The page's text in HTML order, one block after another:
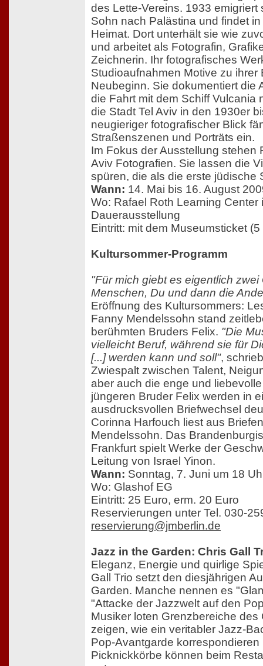
des Lette-Vereins. 1933 emigriert
Sohn nach Palästina und findet
Heimat. Dort unterhält sie wie
und arbeitet als Fotografin,
Zeichnerin. Ihr fotografisches
Studioaufnahmen Motive zu ihrer
Neubeginn. Sie dokumentiert die
die Fahrt mit dem Schiff Vulcania
die Stadt Tel Aviv in den 1930er
neugieriger fotografischer Blick
Straßenszenen und Porträts ein.
Im Fokus der Ausstellung stehen
Aviv Fotografien. Sie lassen die
spüren, die als die erste jüdische
Wann: 14. Mai bis 16. August
Wo: Rafael Roth Learning Center
Dauerausstellung
Eintritt: mit dem Museumsticket
Kultursommer-Programm
"Für mich giebt es eigentlich
Menschen, Du und dann die
Eröffnung des Kultursommers:
Fanny Mendelssohn stand
berühmten Bruders Felix. "Die
vielleicht Beruf, während sie für
[...] werden kann und soll",
Zwiespalt zwischen Talent,
aber auch die enge und
jüngeren Bruder Felix werden in
ausdrucksvollen Briefwechsel
Corinna Harfouch liest aus
Mendelssohn. Das
Frankfurt spielt Werke der
Leitung von Israel Yinon.
Wann: Sonntag, 7. Juni um 18
Wo: Glashof EG
Eintritt: 25 Euro, erm. 20 Euro
Reservierungen unter Tel. 030-
reservierung@jmberlin.de
Jazz in the Garden: Chris Gall
Eleganz, Energie und quirlige
Gall Trio setzt den diesjährigen
Garden. Manche nennen es
"Attacke der Jazzwelt auf den
Musiker loten Grenzbereiche des
zeigen, wie ein veritabler Jazz-
Pop-Avantgarde korrespondieren
Picknickkörbe können beim